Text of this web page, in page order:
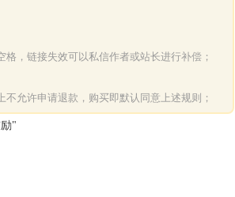
，链接失效可以私信作者或站长进行补偿；
允许申请退款，购买即默认同意上述规则；
"